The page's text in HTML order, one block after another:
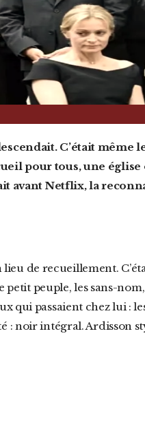
pour tous, une église
avant Netflix, la
peuple, les sans-
qui passaient chez lui :
: noir intégral. Ardisson